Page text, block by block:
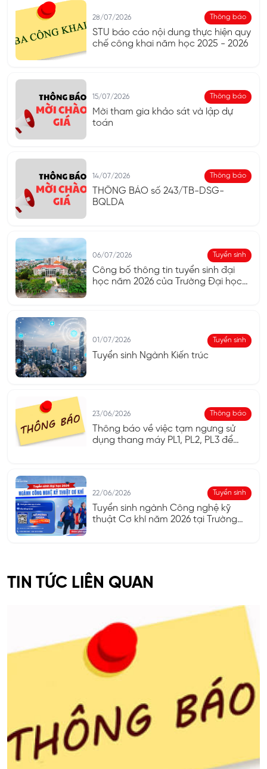
28/07/2026 Thông báo
STU báo cáo nội dung thực hiện quy
chế công khai năm học 2025 - 2026
15/07/2026 Thông báo
Mời tham gia khảo sát và lập dự
toán
14/07/2026 Thông báo
THÔNG BÁO số 243/TB-DSG-
BQLDA
06/07/2026 Tuyển sinh
Công bố thông tin tuyển sinh đại
học năm 2026 của Trường Đại học
01/07/2026 Tuyển sinh
Tuyển sinh Ngành Kiến trúc
23/06/2026 Thông báo
Thông báo về việc tạm ngưng sử
dụng thang máy PL1, PL2, PL3 để
22/06/2026 Tuyển sinh
Tuyển sinh ngành Công nghệ kỹ
thuật Cơ khí năm 2026 tại Trường
TIN TỨC LIÊN QUAN